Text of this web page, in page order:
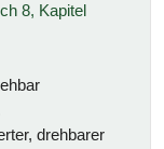
8, Kapitel
drehbarer